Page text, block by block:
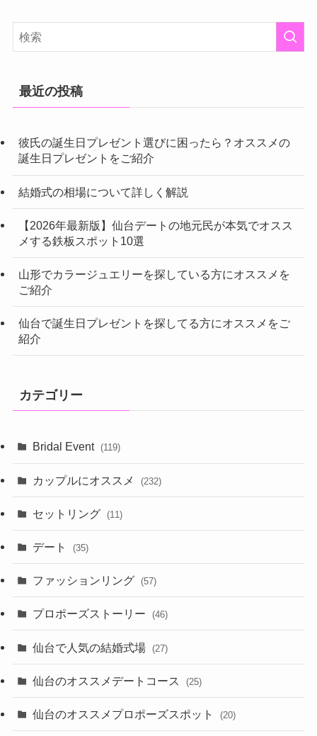
最近の投稿
彼氏の誕生日プレゼント選びに困ったら？オススメの
誕生日プレゼントをご紹介
結婚式の相場について詳しく解説
【2026年最新版】仙台デートの地元民が本気でオスス
メする鉄板スポット10選
山形でカラージュエリーを探している方にオススメを
ご紹介
仙台で誕生日プレゼントを探してる方にオススメをご
紹介
カテゴリー
Bridal Event (119)
カップルにオススメ (232)
セットリング (11)
デート (35)
ファッションリング (57)
プロポーズストーリー (46)
仙台で人気の結婚式場 (27)
仙台のオススメデートコース (25)
仙台のオススメプロポーズスポット (20)